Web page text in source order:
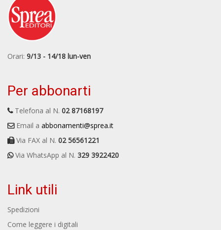
Orari: 9/13 - 14/18 lun-ven
Per abbonarti
Telefona al N. 02 87168197
Email a abbonamenti@sprea.it
Via FAX al N. 02 56561221
Via WhatsApp al N. 329 3922420
Link utili
Spedizioni
Come leggere i digitali